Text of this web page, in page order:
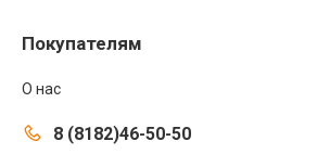
Покупателям
О нас
8 (8182)46-50-50